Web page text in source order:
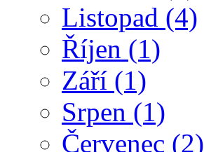
Listopad (4)
Říjen (1)
Září (1)
Srpen (1)
Červenec (2)